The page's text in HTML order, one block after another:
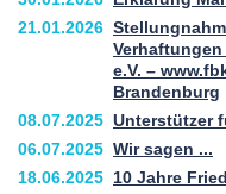
21.01.2026
e.V. –
Brandenburg
08.07.2025 Unterstützer
06.07.2025 Wir sagen ...
18.06.2025 10 Jahre